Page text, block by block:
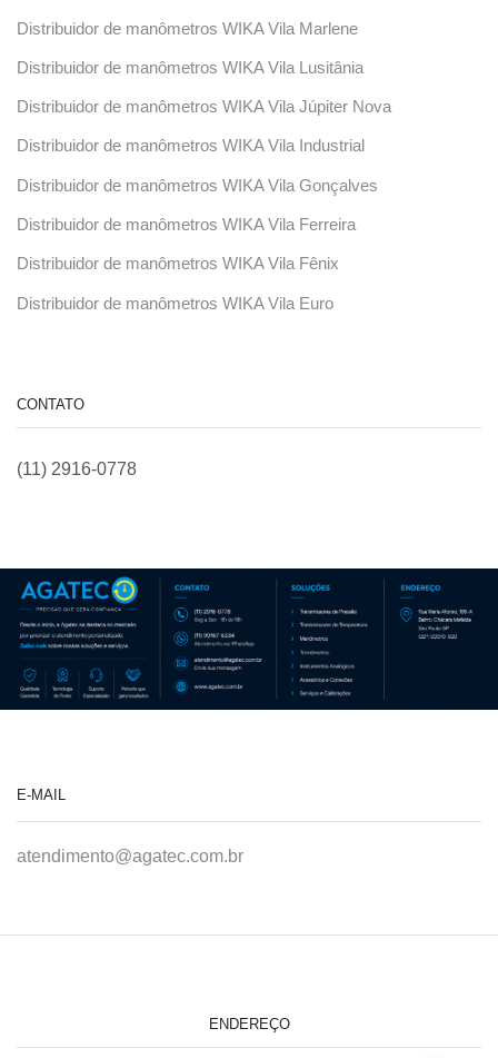
Distribuidor de manômetros WIKA Vila Marlene
Distribuidor de manômetros WIKA Vila Lusitânia
Distribuidor de manômetros WIKA Vila Júpiter Nova
Distribuidor de manômetros WIKA Vila Industrial
Distribuidor de manômetros WIKA Vila Gonçalves
Distribuidor de manômetros WIKA Vila Ferreira
Distribuidor de manômetros WIKA Vila Fênix
Distribuidor de manômetros WIKA Vila Euro
CONTATO
(11) 2916-0778
E-MAIL
atendimento@agatec.com.br
ENDEREÇO